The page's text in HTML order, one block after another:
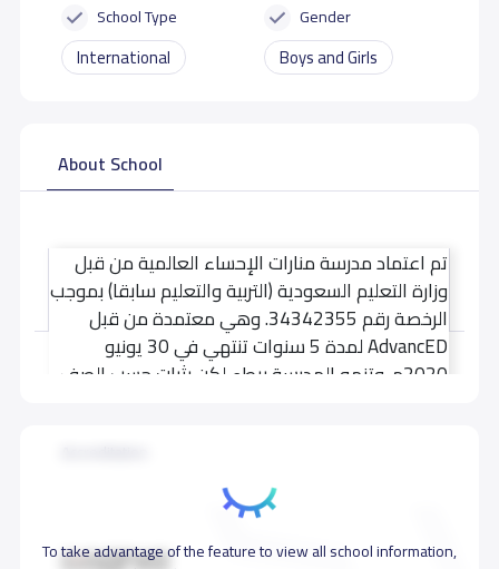
School Type
International
Gender
Boys and Girls
About School
Read more
تم اعتماد مدرسة منارات الإحساء العالمية من قبل
وزارة التعليم السعودية (التربية والتعليم سابقا) بموجب
الرخصة رقم 34342355. وهي معتمدة من قبل
AdvancED لمدة 5 سنوات تنتهي في 30 يونيو
2020م. وتنمو المدرسة ببطء لكن بثبات حسب الصف
التعلم هو التحدي المستمر.
لكل شخص كرامة وقيمة كفرد.
احتياجات التعلم لدى الطلاب هي المحور الرئيسي
To take advantage of the feature to view all school information,